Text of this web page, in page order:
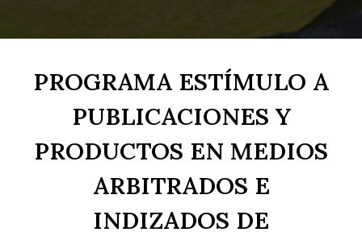
PROGRAMA ESTÍMULO A
PUBLICACIONES Y
PRODUCTOS EN MEDIOS
ARBITRADOS E
INDIZADOS DE